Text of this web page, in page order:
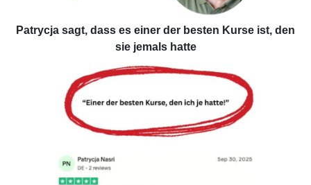
Patrycja sagt, dass es einer der besten Kurse ist, den
sie jemals hatte